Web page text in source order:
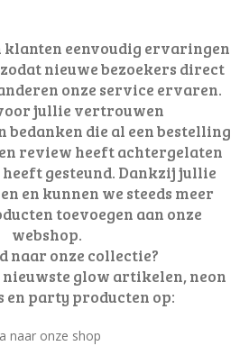
klanten eenvoudig ervaringen
nieuwe bezoekers direct
onze service ervaren.
jullie vertrouwen
bedanken die al een bestelling
review heeft achtergelaten
gesteund. Dankzij jullie
en kunnen we steeds meer
toevoegen aan onze
webshop.
naar onze collectie?
nieuwste glow artikelen, neon
en party producten op:
naar onze shop